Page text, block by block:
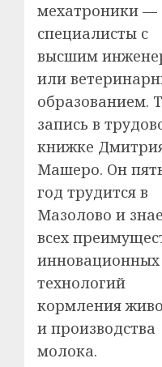
мехатроники —
специалисты с
высшим
или
образованием.
запись в
книжке
Машеро. Он
год трудится в
Мазолово и
всех
инновационных
технологий
кормления
и производства
молока.